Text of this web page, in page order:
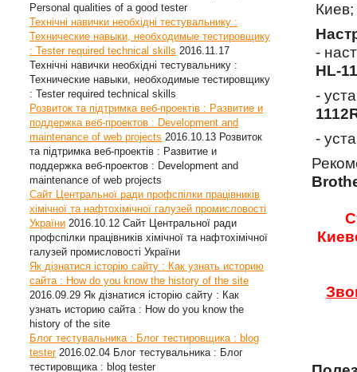
Personal qualities of a good tester
Технічні навички необхідні тестувальнику :
Технические навыки, необходимые тестировщику
: Tester required technical skills 2016.11.17
Технічні навички необхідні тестувальнику :
Технические навыки, необходимые тестировщику
: Tester required technical skills
Розвиток та підтримка веб-проектів : Развитие и
поддержка веб-проектов : Development and
maintenance of web projects 2016.10.13 Розвиток
та підтримка веб-проектів : Развитие и
поддержка веб-проектов : Development and
maintenance of web projects
Сайт Центральної ради профспілки працівників
хімічної та нафтохімічної галузей промисловості
України 2016.10.12 Сайт Центральної ради
профспілки працівників хімічної та нафтохімічної
галузей промисловості України
Як дізнатися історію сайту : Как узнать историю
сайта : How do you know the history of the site
2016.09.29 Як дізнатися історію сайту : Как
узнать историю сайта : How do you know the
history of the site
Блог тестувальника : Блог тестировщика : blog
tester 2016.02.04 Блог тестувальника : Блог
тестировщика : blog tester
Киев;
-
HL-
-
-